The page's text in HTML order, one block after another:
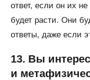
ответ, если он их
будет расти. Они
ответы, даже если
13. Вы
и